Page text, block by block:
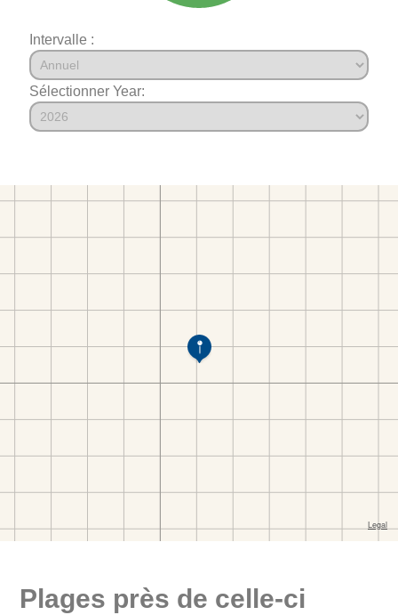
Intervalle :
Sélectionner Year:
Plages près de celle-ci